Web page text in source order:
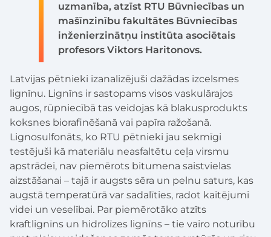
uzmanība, atzīst RTU Būvniecības un
mašīnzinību fakultātes Būvniecības
inženierzinātņu institūta asociētais
profesors Viktors Haritonovs.
Latvijas pētnieki izanalizējuši dažādas izcelsmes
lignīnu. Lignīns ir sastopams visos vaskulārajos
augos, rūpniecībā tas veidojas kā blakusprodukts
koksnes biorafinēšanā vai papīra ražošanā.
Lignosulfonāts, ko RTU pētnieki jau sekmīgi
testējuši kā materiālu neasfaltētu ceļa virsmu
apstrādei, nav piemērots bitumena saistvielas
aizstāšanai – tajā ir augsts sēra un pelnu saturs, kas
augstā temperatūrā var sadalīties, radot kaitējumi
videi un veselībai. Par piemērotāko atzīts
kraftlignīns un hidrolīzes lignīns – tie vairo noturību